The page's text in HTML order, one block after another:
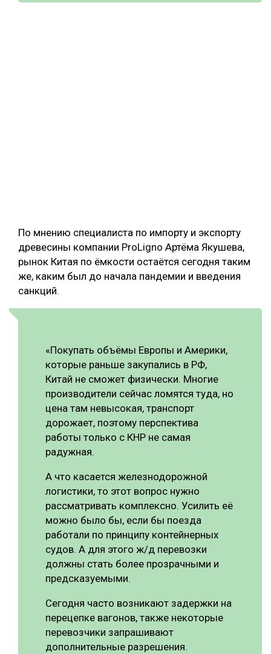
По мнению специалиста по импорту и экспорту
древесины компании ProLigno Артёма Якушева,
рынок Китая по ёмкости остаётся сегодня таким
же, каким был до начала пандемии и введения
санкций.
«Покупать объёмы Европы и Америки,
которые раньше закупались в РФ,
Китай не сможет физически. Многие
производители сейчас ломятся туда, но
цена там невысокая, транспорт
дорожает, поэтому перспектива
работы только с КНР не самая
радужная.
А что касается железнодорожной
логистики, то этот вопрос нужно
рассматривать комплексно. Усилить её
можно было бы, если бы поезда
работали по принципу контейнерных
судов. А для этого ж/д перевозки
должны стать более прозрачными и
предсказуемыми.
Сегодня часто возникают задержки на
перецепке вагонов, также некоторые
перевозчики запрашивают
дополнительные разрешения.